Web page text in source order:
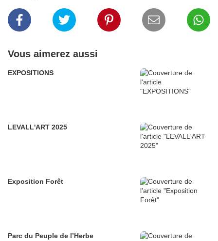
Vous aimerez aussi
EXPOSITIONS
LEVALL'ART 2025
Exposition Forêt
Parc du Peuple de l’Herbe